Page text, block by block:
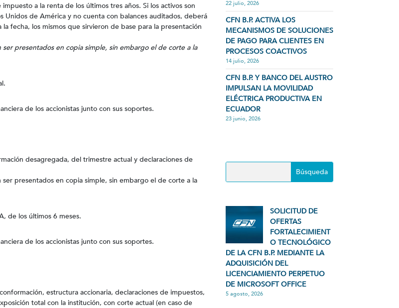
a la renta de los últimos tres años. Si los activos son
Unidos de América y no cuenta con balances auditados, deberá
fecha, los mismos que sirvieron de base para la presentación
presentados en copia simple, sin embargo el de corte a la
de los accionistas junto con sus soportes.
desagregada, del trimestre actual y declaraciones de
presentados en copia simple, sin embargo el de corte a la
de los últimos 6 meses.
de los accionistas junto con sus soportes.
estructura accionaria, declaraciones de impuestos,
total con la institución, con corte actual (en caso de
22 julio, 2026
CFN B.P. ACTIVA LOS
MECANISMOS DE SOLUCIONES
DE PAGO PARA CLIENTES EN
PROCESOS COACTIVOS
14 julio, 2026
CFN B.P. Y BANCO DEL AUSTRO
IMPULSAN LA MOVILIDAD
ELÉCTRICA PRODUCTIVA EN
ECUADOR
23 junio, 2026
SOLICITUD DE
OFERTAS
FORTALECIMIENT
O TECNOLÓGICO
DE LA CFN B.P. MEDIANTE LA
ADQUISICIÓN DEL
LICENCIAMIENTO PERPETUO
DE MICROSOFT OFFICE
5 agosto, 2026